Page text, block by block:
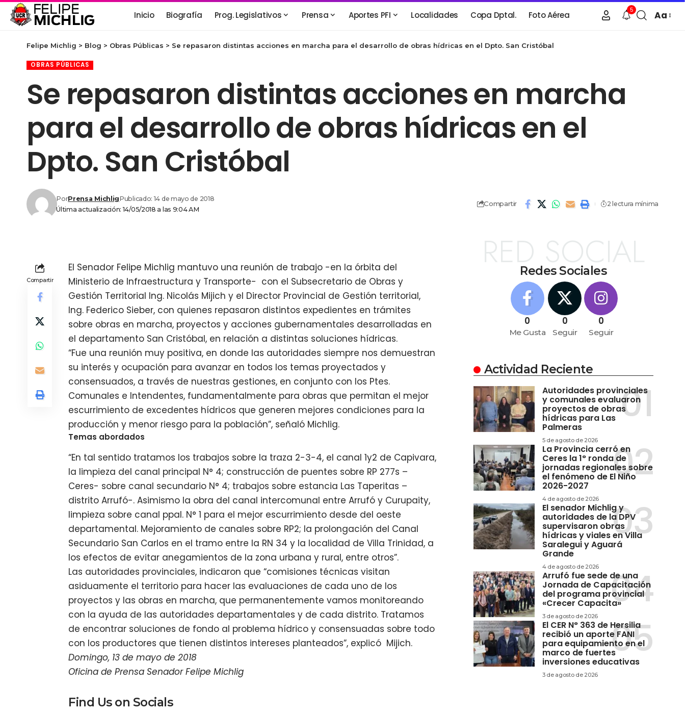
Inicio Biografía Prog. Legislativos Prensa Aportes PFI Localidades Copa Dptal. Foto Aérea
5 Aa
Felipe Michlig > Blog > Obras Públicas > Se repasaron distintas acciones en marcha para el desarrollo de obras hídricas en el Dpto. San Cristóbal
OBRAS PÚBLICAS
Se repasaron distintas acciones en marcha
para el desarrollo de obras hídricas en el
Dpto. San Cristóbal
Última actualización: 14/05/2018 a las 9:04 AM
PorPrensa MichligPublicado: 14 de mayo de 2018
Compartir 2 lectura mínima
Compartir
El Senador Felipe Michlig mantuvo una reunión de trabajo -en la órbita del
Ministerio de Infraestructura y Transporte- con el Subsecretario de Obras y
Gestión Territorial Ing. Nicolás Mijich y el Director Provincial de Gestión territorial,
Ing. Federico Sieber, con quienes repasaron distintos expedientes en trámites
sobre obras en marcha, proyectos y acciones gubernamentales desarrolladas en
el departamento San Cristóbal, en relación a distintas soluciones hídricas.
“Fue una reunión muy positiva, en donde las autoridades siempre nos demuestran
su interés y ocupación para avanzar en todos los temas proyectados y
consensuados, a través de nuestras gestiones, en conjunto con los Ptes.
Comunales e Intendentes, fundamentalmente para obras que permitan el mejor
escurrimiento de excedentes hídricos que generen mejores condiciones para la
producción y menor riesgo para la población”, señaló Michlig.
Temas abordados
“En tal sentido tratamos los trabajos sobre la traza 2-3-4, el canal 1y2 de Capivara,
la limpieza del canal principal N° 4; construcción de puentes sobre RP 277s –
Ceres- sobre canal secundario N° 4; trabajos sobre estancia Las Taperitas –
distrito Arrufó-. Asimismo la obra del canal intercomunal entre Arrufó y Curupaity,
limpieza sobre canal ppal. N° 1 para el mejor escurrimiento desde del oeste
departamental. Mejoramiento de canales sobre RP2; la prolongación del Canal
Secundario San Carlos en el tramo entre la RN 34 y la localidad de Villa Trinidad, a
los efectos de evitar anegamientos de la zona urbana y rural, entre otros”.
Las autoridades provinciales, indicaron que “comisiones técnicas visitan
asiduamente el territorio para hacer las evaluaciones de cada uno de los
proyectos y las obras en marcha, que permanentemente vamos monitoreando
con la ayuda de las autoridades departamentales y de cada distrito. Tratamos
de encontrar soluciones de fondo al problema hídrico y consensuadas sobre todo
con los productores que tienen distintos intereses planteados”, explicó Mijich.
Domingo, 13 de mayo de 2018
Oficina de Prensa Senador Felipe Michlig
Find Us on Socials
Redes Sociales
RED SOCIAL
0
Me Gusta
0
Seguir
0
Seguir
Actividad Reciente
Autoridades provinciales
y comunales evaluaron
proyectos de obras
hídricas para Las
Palmeras
5 de agosto de 2026
La Provincia cerró en
Ceres la 1° ronda de
jornadas regionales sobre
el fenómeno de El Niño
2026-2027
4 de agosto de 2026
El senador Michlig y
autoridades de la DPV
supervisaron obras
hídricas y viales en Villa
Saralegui y Aguará
Grande
4 de agosto de 2026
Arrufó fue sede de una
Jornada de Capacitación
del programa provincial
«Crecer Capacita»
3 de agosto de 2026
El CER N° 363 de Hersilia
recibió un aporte FANI
para equipamiento en el
marco de fuertes
inversiones educativas
3 de agosto de 2026